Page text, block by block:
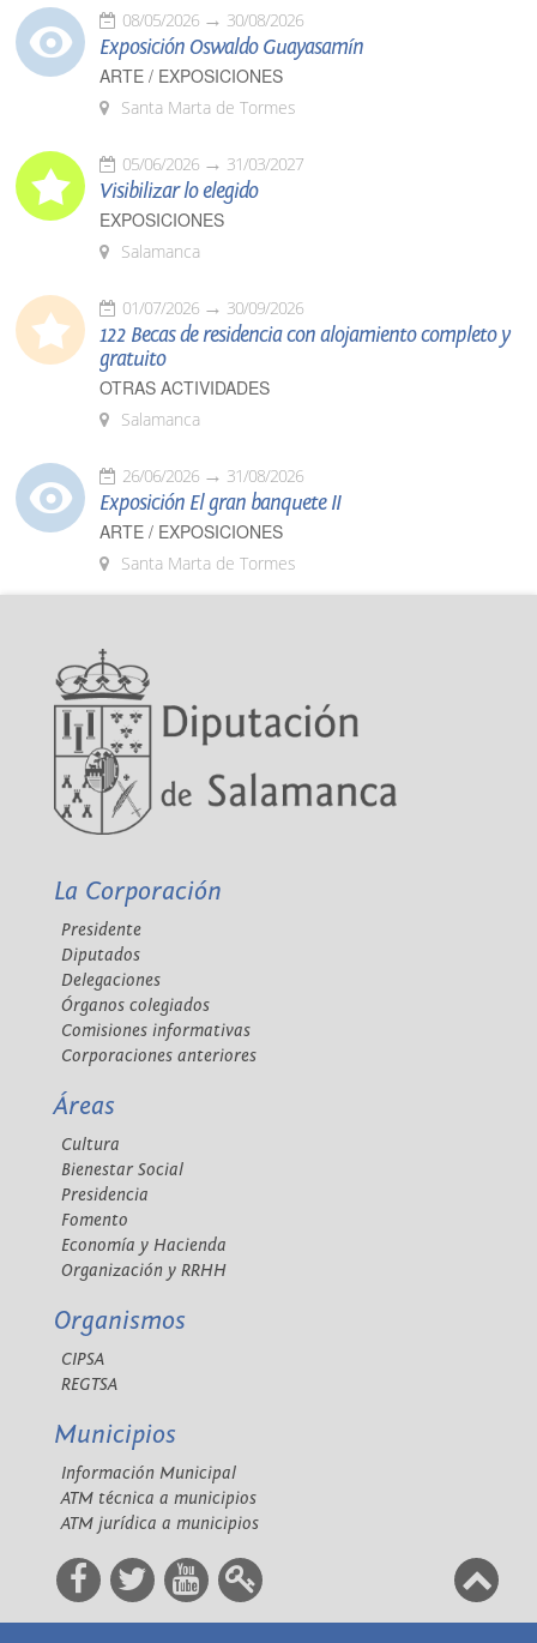
08/05/2026 30/08/2026
Exposición Oswaldo Guayasamín
ARTE / EXPOSICIONES
Santa Marta de Tormes
05/06/2026 31/03/2027
Visibilizar lo elegido
EXPOSICIONES
Salamanca
01/07/2026 30/09/2026
122 Becas de residencia con alojamiento completo y
gratuito
OTRAS ACTIVIDADES
Salamanca
26/06/2026 31/08/2026
Exposición El gran banquete II
ARTE / EXPOSICIONES
Santa Marta de Tormes
La Corporación
Presidente
Diputados
Delegaciones
Órganos colegiados
Comisiones informativas
Corporaciones anteriores
Áreas
Cultura
Bienestar Social
Presidencia
Fomento
Economía y Hacienda
Organización y RRHH
Organismos
CIPSA
REGTSA
Municipios
Información Municipal
ATM técnica a municipios
ATM jurídica a municipios